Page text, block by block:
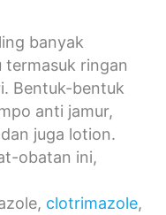
banyak
termasuk ringan
Bentuk-bentuk
anti jamur,
juga lotion.
obatan ini,
clotrimazole,